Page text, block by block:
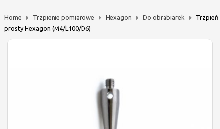
Home Trzpienie pomiarowe Hexagon Do obrabiarek
Trzpień
prosty Hexagon (M4/L100/D6)